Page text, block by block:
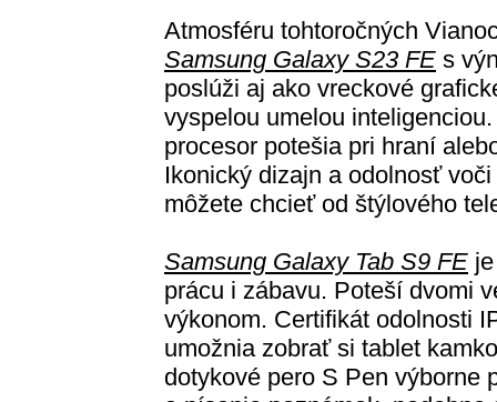
Atmosféru tohtoročných
Samsung Galaxy S23 FE s
poslúži aj ako vreckové
vyspelou umelou
procesor potešia pri hraní
Ikonický dizajn a odolnosť
môžete chcieť od štýlového
Samsung Galaxy Tab S9 FE
prácu i zábavu. Poteší dvomi
výkonom. Certifikát odolnosti
umožnia zobrať si tablet
dotykové pero S Pen výborne